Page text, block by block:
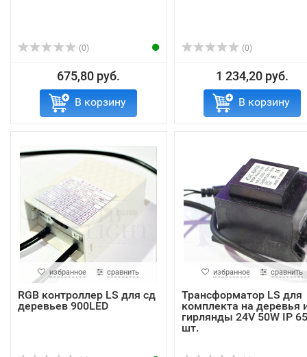
(0)
675,80 руб.
В корзину
(0)
1 234,20 руб.
В корзину
избранное сравнить
RGB контроллер LS для сд
деревьев 900LED
избранное сравнить
Трансформатор LS для
комплекта на деревья
гирлянды 24V 50W IP
шт.